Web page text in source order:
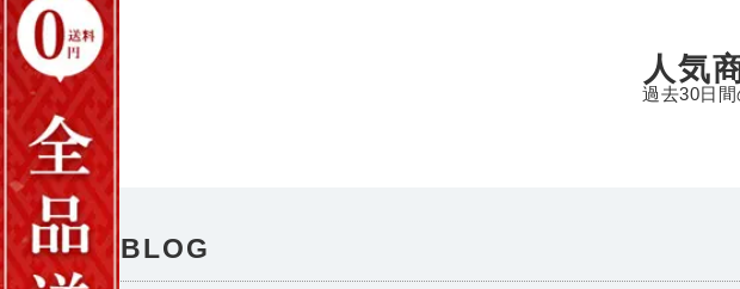
人気
過去30日
NEWS / BLOG